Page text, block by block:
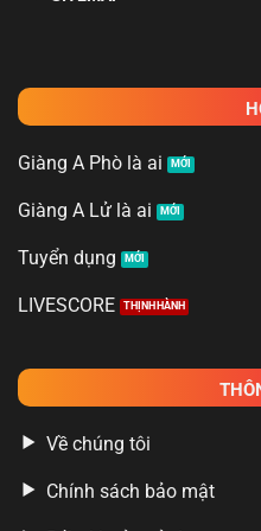
đầu tiên là chất lượng phát
được trải nghiệm các trận
ảnh Full HD cực kỳ sắc nét.
Đặc điểm khiến
Giàng A Phò là ai
Giàng A Lử là ai
Tuyển dụng
LIVESCORE
Về chúng tôi
Chính sách bảo mật